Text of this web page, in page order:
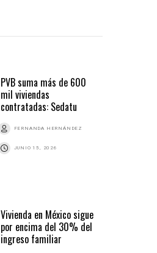
PVB suma más de 600
mil viviendas
contratadas: Sedatu
FERNANDA HERNÁNDEZ
JUNIO 15, 2026
Vivienda en México sigue
por encima del 30% del
ingreso familiar